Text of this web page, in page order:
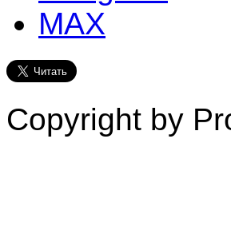
MAX
Copyright by